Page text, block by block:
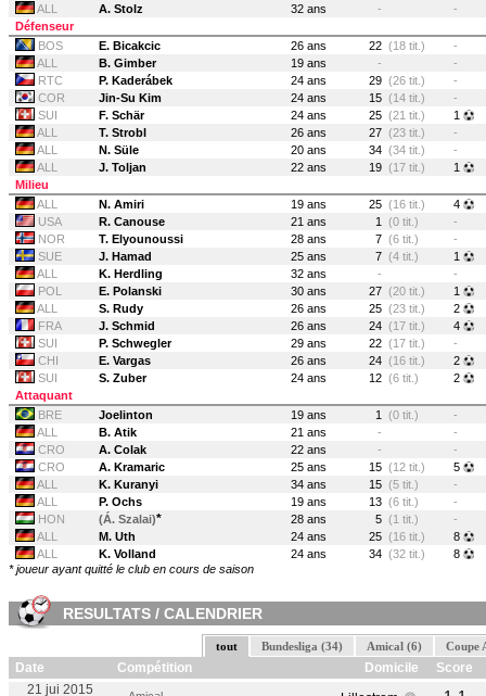
ALL
A. Stolz 32 ans -
-
Défenseur
BOS
E. Bicakcic 26 ans 22 (18 tit.)
-
ALL
B. Gimber 19 ans -
-
RTC
P. Kaderábek 24 ans 29 (26 tit.)
-
COR
Jin-Su Kim 24 ans 15 (14 tit.)
-
SUI
F. Schär 24 ans 25 (21 tit.)
1
ALL
T. Strobl 26 ans 27 (23 tit.)
-
ALL
N. Süle 20 ans 34 (34 tit.)
-
ALL
J. Toljan 22 ans 19 (17 tit.)
1
Milieu
ALL
N. Amiri 19 ans 25 (16 tit.)
4
USA
R. Canouse 21 ans 1 (0 tit.)
-
NOR
T. Elyounoussi 28 ans 7 (6 tit.)
-
SUE
J. Hamad 25 ans 7 (4 tit.)
1
ALL
K. Herdling 32 ans -
-
POL
E. Polanski 30 ans 27 (20 tit.)
1
ALL
S. Rudy 26 ans 25 (23 tit.)
2
FRA
J. Schmid 26 ans 24 (17 tit.)
4
SUI
P. Schwegler 29 ans 22 (17 tit.)
-
CHI
E. Vargas 26 ans 24 (16 tit.)
2
SUI
S. Zuber 24 ans 12 (6 tit.)
2
Attaquant
BRE
Joelinton 19 ans 1 (0 tit.)
-
ALL
B. Atik 21 ans -
-
CRO
A. Colak 22 ans -
-
CRO
A. Kramaric 25 ans 15 (12 tit.)
5
ALL
K. Kuranyi 34 ans 15 (5 tit.)
-
ALL
P. Ochs 19 ans 13 (6 tit.)
-
HON
(Á. Szalai)* 28 ans 5 (1 tit.)
-
ALL
M. Uth 24 ans 25 (16 tit.)
8
ALL
K. Volland 24 ans 34 (32 tit.)
8
* joueur ayant quitté le club en cours de saison
RESULTATS / CALENDRIER
tout Bundesliga (34) Amical (6) Coupe
Date Compétition Domicile
Score
21 jui 2015